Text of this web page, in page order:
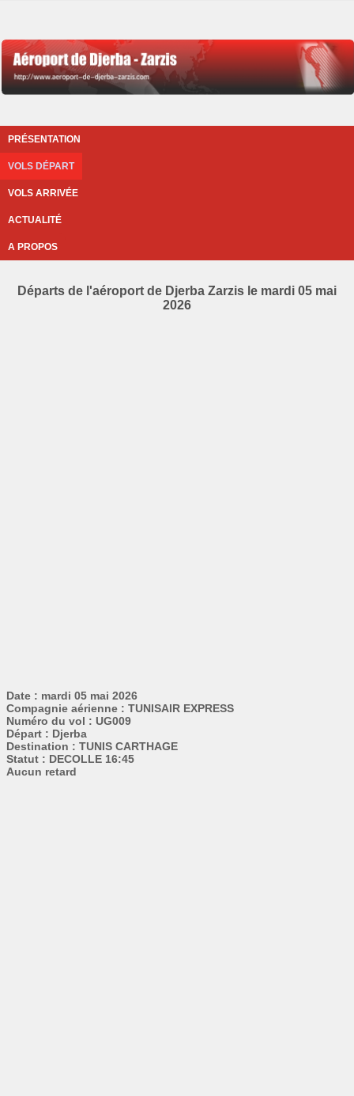
PRÉSENTATION
VOLS DÉPART
VOLS ARRIVÉE
ACTUALITÉ
A PROPOS
Départs de l'aéroport de Djerba Zarzis le mardi 05 mai
2026
Date : mardi 05 mai 2026
Compagnie aérienne : TUNISAIR EXPRESS
Numéro du vol : UG009
Départ : Djerba
Destination : TUNIS CARTHAGE
Statut : DECOLLE 16:45
Aucun retard